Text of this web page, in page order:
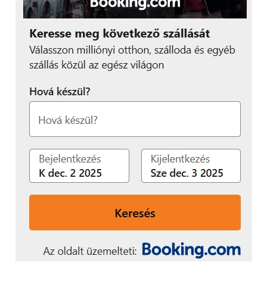
következetesen képviseli az iparág vezetőivel
folytatott nyílt együttműködések során. A felhőalapú
számítástechnika, a mesterséges intelligencia
fejlődése és a hálózati sebesség növekedése
gyorsuló tendenciát mutat, így az elkövetkezendő
években a Samsung és a Microsoft közötti
együttműködés még fontosabbá válik majd